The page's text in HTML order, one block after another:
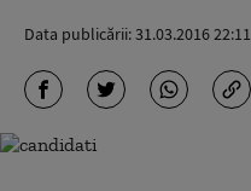
Data publicării:31.03.2016 22:11